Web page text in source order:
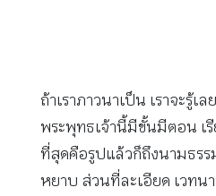
ถ้าเราภาวนาเป็น เราจะรู้เ
พระพุทธเจ้านี้มีขั้นมีตอน เ
ที่สุดคือรูปแล้วก็ถึงนามธร
หยาบ ส่วนที่ละเอียด เวทน